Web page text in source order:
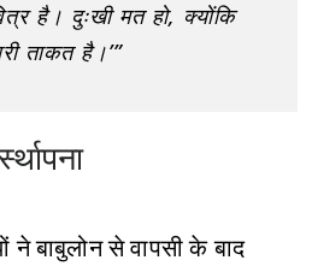
है। दुःखी मत हो, क्योंकि
ताकत है।’”
ने बाबुलोन से वापसी के बाद